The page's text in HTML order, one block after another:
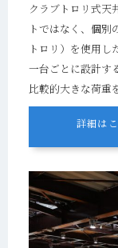
クラブトロリ式天
トではなく、個
トロリ）を使用し
一台ごとに設計す
比較的大きな荷重
詳細は